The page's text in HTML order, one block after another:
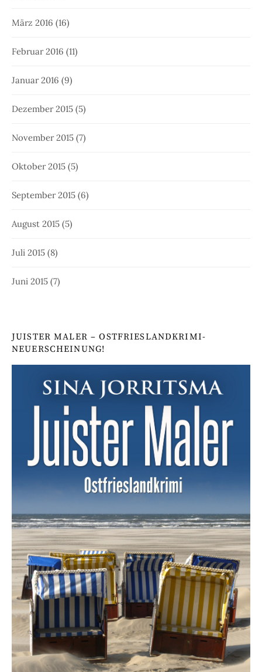
März 2016 (16)
Februar 2016 (11)
Januar 2016 (9)
Dezember 2015 (5)
November 2015 (7)
Oktober 2015 (5)
September 2015 (6)
August 2015 (5)
Juli 2015 (8)
Juni 2015 (7)
JUISTER MALER – OSTFRIESLANDKRIMI-
NEUERSCHEINUNG!